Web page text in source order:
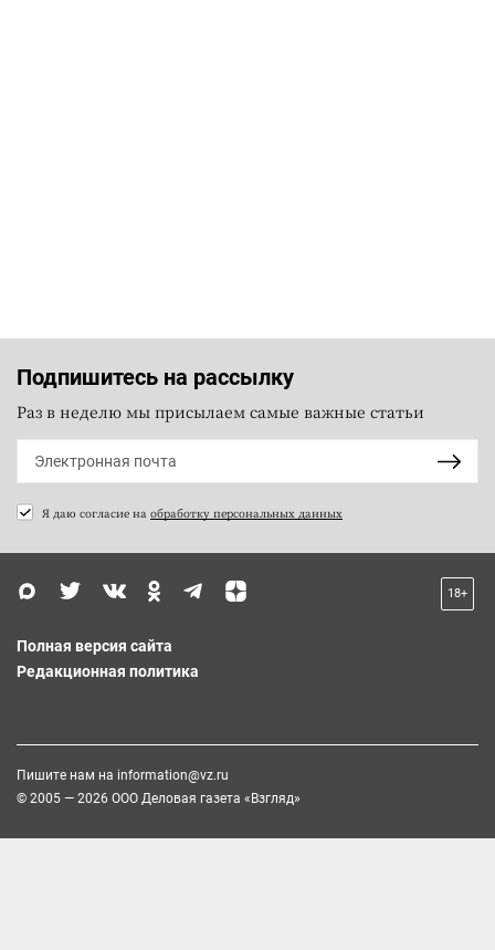
Подпишитесь на рассылку
Раз в неделю мы присылаем самые важные статьи
Я даю согласие на обработку персональных данных
18+
Полная версия сайта
Редакционная политика
Пишите нам на information@vz.ru
© 2005 — 2026 ООО Деловая газета «Взгляд»